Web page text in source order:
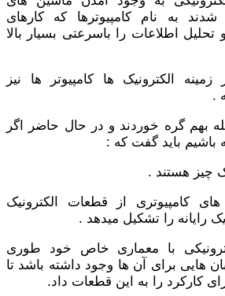
به نام کامپیوترها که کارهای
اطلاعات را باسرعتی بسیار بالا
الکترونیک ها کامپیوتر ها نیز
.
بهم گره خوردند و در حال حاضر اگر
باشیم باید گفت که :
چیز هستند .
کامپیوتری از قطعات الکترونیک
رایانه را تشکیل میدهد .
با معماری خاص خود طوری
هایی برای آن ها وجود داشته باشد تا
کارکرد را به این قطعات داد.